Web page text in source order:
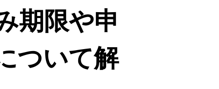
期限や申
ついて解